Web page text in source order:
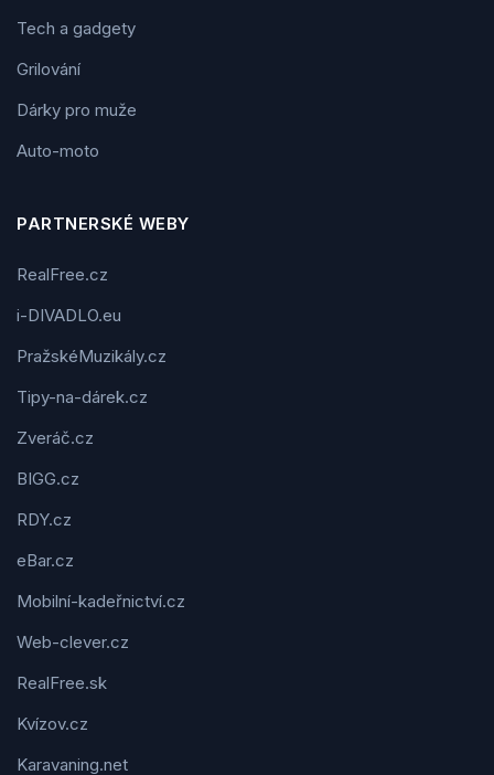
Tech a gadgety
Grilování
Dárky pro muže
Auto-moto
PARTNERSKÉ WEBY
RealFree.cz
i-DIVADLO.eu
PražskéMuzikály.cz
Tipy-na-dárek.cz
Zveráč.cz
BIGG.cz
RDY.cz
eBar.cz
Mobilní-kadeřnictví.cz
Web-clever.cz
RealFree.sk
Kvízov.cz
Karavaning.net